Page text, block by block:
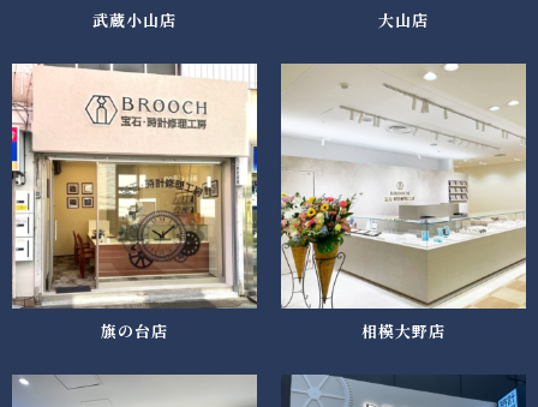
武蔵小山店 大山店
旗の台店 相模大野店